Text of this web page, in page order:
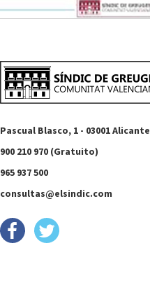
Pascual Blasco, 1 - 03001 Alicante
900 210 970 (Gratuito)
965 937 500
consultas@elsindic.com